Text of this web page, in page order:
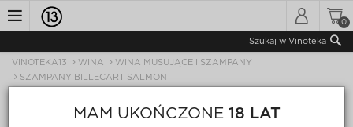
Toggle
navigation
0
Szukaj w Vinoteka
VINOTEKA13 WINA
WINA MUSUJĄCE I SZAMPANY
SZAMPANY BILLECART SALMON
SZAMPANY BILLECART SALMON
MAM UKOŃCZONE 18 LAT